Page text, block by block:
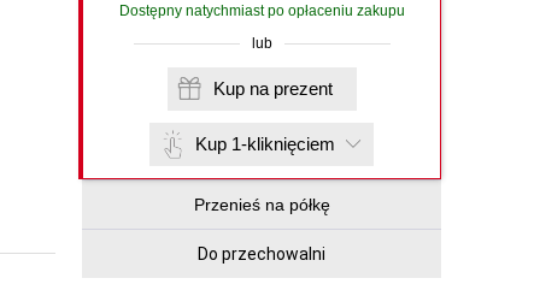
Dostępny natychmiast po opłaceniu zakupu
lub
Kup na prezent
Kup 1-kliknięciem
Przenieś na półkę
Do przechowalni